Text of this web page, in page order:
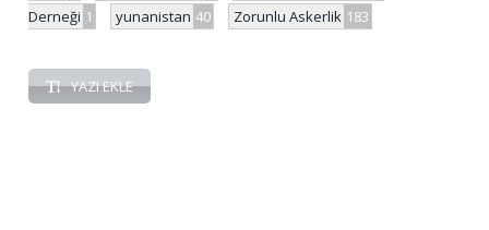
Derneği 1 yunanistan 40 Zorunlu Askerlik 183
YAZI EKLE